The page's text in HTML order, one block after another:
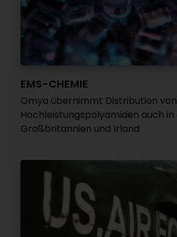
EMS-CHEMIE
Omya übernimmt Distribution von
Hochleistungspolyamiden auch in
Großbritannien und Irland